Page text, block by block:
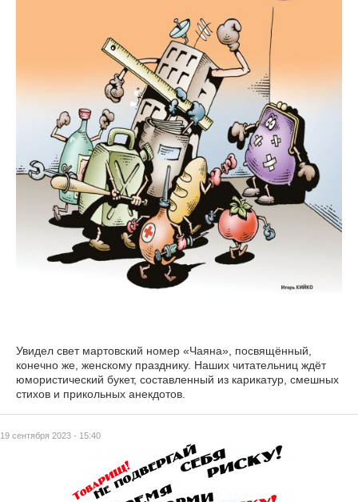
19 сентября 2023 - 15:40
Увидел свет мартовский номер «Чаяна», посвящённый,
конечно же, женскому празднику. Наших читательниц ждёт
юмористический букет, составленный из карикатур, смешных
стихов и прикольных анекдотов.